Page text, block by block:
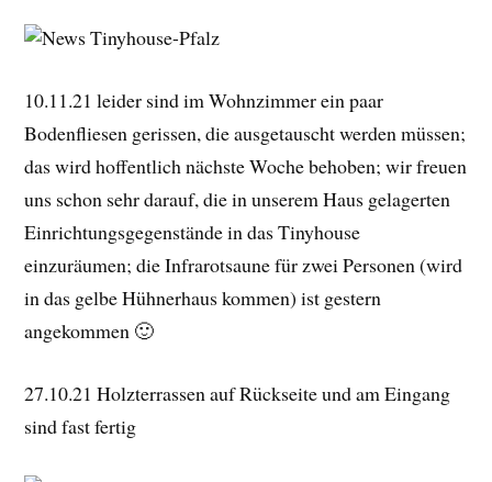
10.11.21 leider sind im Wohnzimmer ein paar
Bodenfliesen gerissen, die ausgetauscht werden müssen;
das wird hoffentlich nächste Woche behoben; wir freuen
uns schon sehr darauf, die in unserem Haus gelagerten
Einrichtungsgegenstände in das Tinyhouse
einzuräumen; die Infrarotsaune für zwei Personen (wird
in das gelbe Hühnerhaus kommen) ist gestern
angekommen 🙂
27.10.21 Holzterrassen auf Rückseite und am Eingang
sind fast fertig